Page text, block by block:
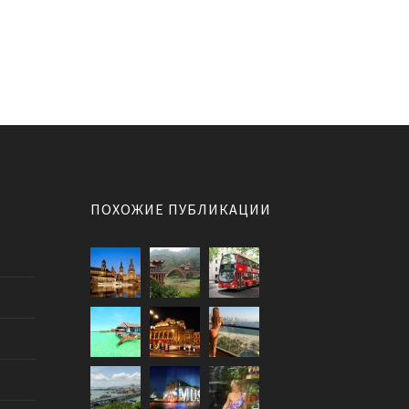
ПОХОЖИЕ ПУБЛИКАЦИИ